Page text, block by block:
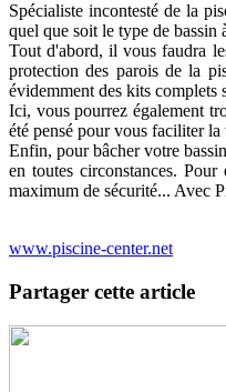
Spécialiste incontesté de la
quel que soit le type de
Tout d'abord, il vous faudra
protection des parois de la
évidemment des kits complets
Ici, vous pourrez également
été pensé pour vous faciliter la
Enfin, pour bâcher votre
en toutes circonstances.
maximum de sécurité... Avec
www.piscine-center.net
Partager cette article